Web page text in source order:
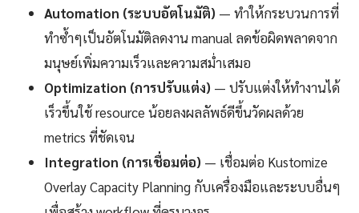
Automation (ระบบอัตโนมัติ) — ทำให้กระบวนการที่
ทำซ้ำๆเป็นอัตโนมัติลดงาน manual ลดข้อผิดพลาดจาก
มนุษย์เพิ่มความเร็วและความสม่ำเสมอ
Optimization (การปรับแต่ง) — ปรับแต่งให้ทำงานได้
เร็วขึ้นใช้ resource น้อยลงผลลัพธ์ดีขึ้นวัดผลด้วย
metrics ที่ชัดเจน
Integration (การเชื่อมต่อ) — เชื่อมต่อ Kustomize
Overlay Capacity Planning กับเครื่องมือและระบบอื่นๆ